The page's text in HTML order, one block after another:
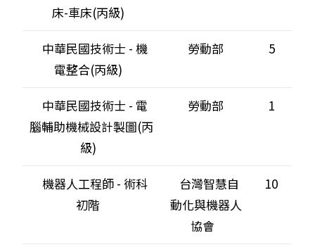
床-車床(丙級)
中華民國技術士 - 機
電整合(丙級)
勞動部 5
中華民國技術士 - 電
腦輔助機械設計製圖(丙
級)
勞動部 1
機器人工程師 - 術科
初階
台灣智慧自
動化與機器人
協會
10